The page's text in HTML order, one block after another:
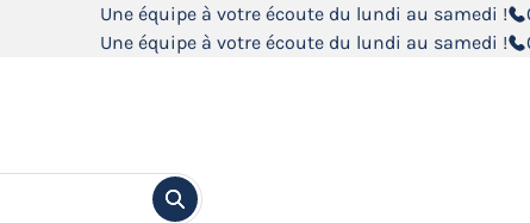
Une équipe à votre écoute du lundi au samedi !
Une équipe à votre écoute du lundi au samedi !